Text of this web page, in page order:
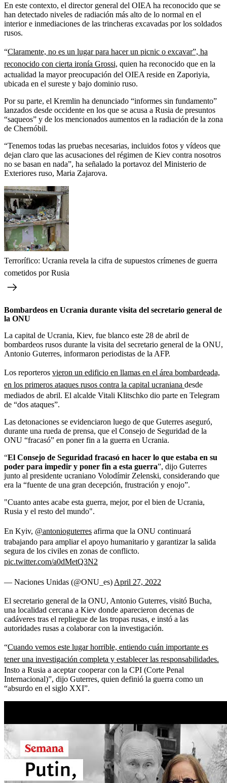
En este contexto, el director general del OIEA ha reconocido que se
han detectado niveles de radiación más alto de lo normal en el
interior e inmediaciones de las trincheras excavadas por los soldados
rusos.
“Claramente, no es un lugar para hacer un picnic o excavar”, ha
reconocido con cierta ironía Grossi, quien ha reconocido que en la
actualidad la mayor preocupación del OIEA reside en Zaporiyia,
ubicada en el sureste y bajo dominio ruso.
Por su parte, el Kremlin ha denunciado “informes sin fundamento”
lanzados desde occidente en los que se acusa a Rusia de presuntos
“saqueos” y de los mencionados aumentos en la radiación de la zona
de Chernóbil.
“Tenemos todas las pruebas necesarias, incluidos fotos y vídeos que
dejan claro que las acusaciones del régimen de Kiev contra nosotros
no se basan en nada”, ha señalado la portavoz del Ministerio de
Exteriores ruso, Maria Zajarova.
Terrorífico: Ucrania revela la cifra de supuestos crímenes de guerra
cometidos por Rusia
Bombardeos en Ucrania durante visita del secretario general de
la ONU
La capital de Ucrania, Kiev, fue blanco este 28 de abril de
bombardeos rusos durante la visita del secretario general de la ONU,
Antonio Guterres, informaron periodistas de la AFP.
Los reporteros vieron un edificio en llamas en el área bombardeada,
en los primeros ataques rusos contra la capital ucraniana desde
mediados de abril. El alcalde Vitali Klitschko dio parte en Telegram
de “dos ataques”.
Las detonaciones se evidenciaron luego de que Guterres aseguró,
durante una rueda de prensa, que el Consejo de Seguridad de la
ONU “fracasó” en poner fin a la guerra en Ucrania.
“El Consejo de Seguridad fracasó en hacer lo que estaba en su
poder para impedir y poner fin a esta guerra”, dijo Guterres
junto al presidente ucraniano Volodímir Zelenski, considerando que
era la “fuente de una gran decepción, frustración y enojo”.
"Cuanto antes acabe esta guerra, mejor, por el bien de Ucrania,
Rusia y el resto del mundo".
En Kyiv, @antonioguterres afirma que la ONU continuará
trabajando para ampliar el apoyo humanitario y garantizar la salida
segura de los civiles en zonas de conflicto.
pic.twitter.com/a0dMetQ3N2
— Naciones Unidas (@ONU_es) April 27, 2022
El secretario general de la ONU, Antonio Guterres, visitó Bucha,
una localidad cercana a Kiev donde aparecieron decenas de
cadáveres tras el repliegue de las tropas rusas, e instó a las
autoridades rusas a colaborar con la investigación.
“Cuando vemos este lugar horrible, entiendo cuán importante es
tener una investigación completa y establecer las responsabilidades.
Insto a Rusia a aceptar cooperar con la CPI (Corte Penal
Internacional)”, dijo Guterres, quien definió la guerra como un
“absurdo en el siglo XXI”.